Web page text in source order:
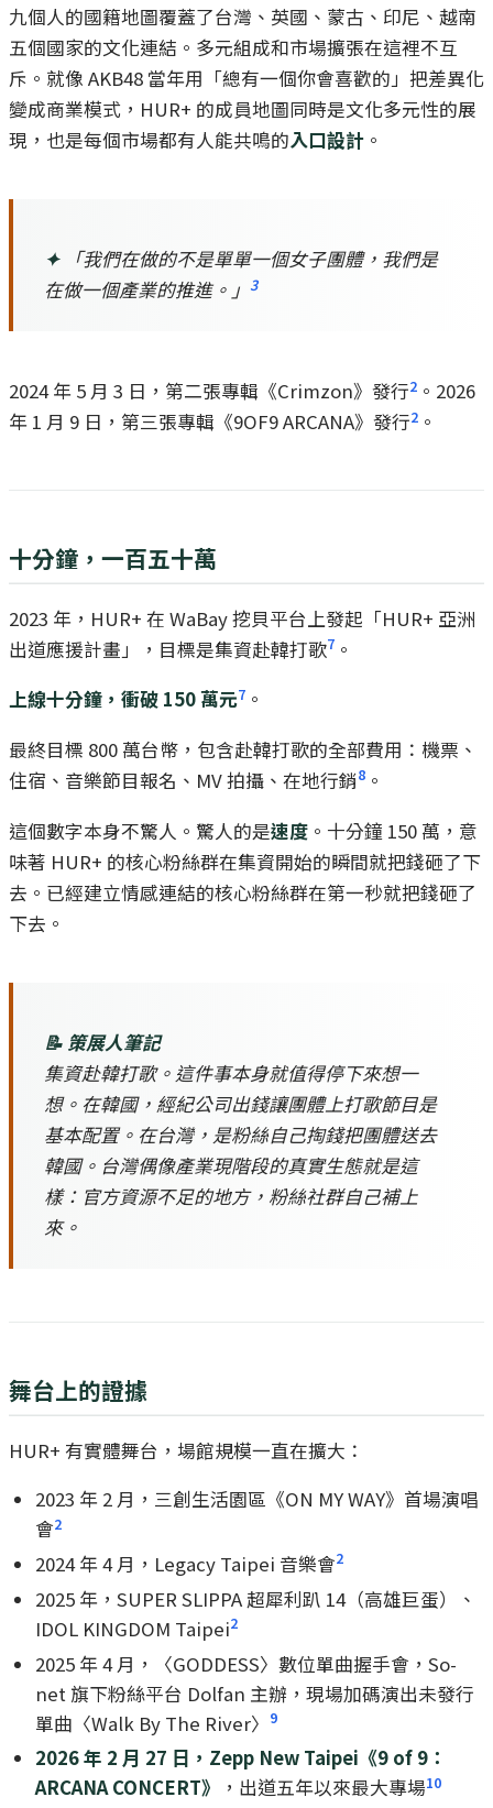
九個人的國籍地圖覆蓋了台灣、英國、蒙古、印尼、越南
五個國家的文化連結。多元組成和市場擴張在這裡不互
斥。就像 AKB48 當年用「總有一個你會喜歡的」把差異化
變成商業模式，HUR+ 的成員地圖同時是文化多元性的展
現，也是每個市場都有人能共鳴的入口設計 。
✦「我們在做的不是單單一個女子團體，我們是
在做一個產業的推進。」 3
2024 年 5 月 3 日，第二張專輯《Crimzon》發行2 。2026
年 1 月 9 日，第三張專輯《9OF9 ARCANA》發行2 。
十分鐘，一百五十萬
2023 年，HUR+ 在 WaBay 挖貝平台上發起「HUR+ 亞洲
出道應援計畫」，目標是集資赴韓打歌7 。
上線十分鐘，衝破 150 萬元7 。
最終目標 800 萬台幣，包含赴韓打歌的全部費用：機票、
住宿、音樂節目報名、MV 拍攝、在地行銷8 。
這個數字本身不驚人。驚人的是速度 。十分鐘 150 萬，意
味著 HUR+ 的核心粉絲群在集資開始的瞬間就把錢砸了下
去。已經建立情感連結的核心粉絲群在第一秒就把錢砸了
下去。
📝 策展人筆記
集資赴韓打歌。這件事本身就值得停下來想一
想。在韓國，經紀公司出錢讓團體上打歌節目是
基本配置。在台灣，是粉絲自己掏錢把團體送去
韓國。台灣偶像產業現階段的真實生態就是這
樣：官方資源不足的地方，粉絲社群自己補上
來。
舞台上的證據
HUR+ 有實體舞台，場館規模一直在擴大：
2023 年 2 月，三創生活園區《ON MY WAY》首場演唱
會2
2024 年 4 月，Legacy Taipei 音樂會2
2025 年，SUPER SLIPPA 超犀利趴 14（高雄巨蛋）、
IDOL KINGDOM Taipei2
2025 年 4 月，〈GODDESS〉數位單曲握手會，So-
net 旗下粉絲平台 Dolfan 主辦，現場加碼演出未發行
單曲〈Walk By The River〉 9
2026 年 2 月 27 日，Zepp New Taipei《9 of 9：
ARCANA CONCERT》
，出道五年以來最大專場10